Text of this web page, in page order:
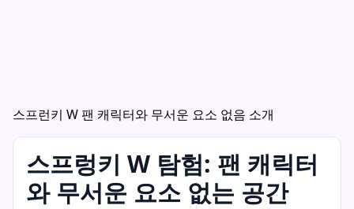
스프런키 W 팬 캐릭터와 무서운 요소 없음 소개
스프렁키 W 탐험: 팬 캐릭터
와 무서운 요소 없는 공간